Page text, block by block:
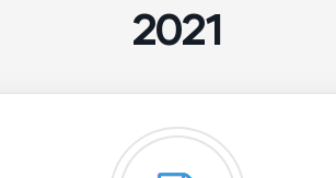
2021